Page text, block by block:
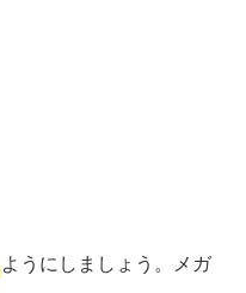
ようにしましょう。メガ